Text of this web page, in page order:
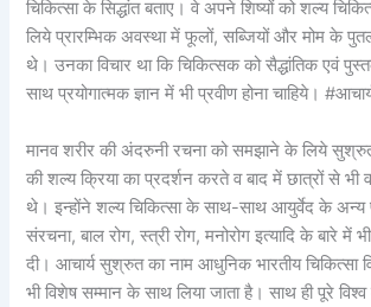
चिकित्सा के सिद्धांत बताए। वे अपने शिष्यों को शल्य
लिये प्रारम्भिक अवस्था में फूलों, सब्जियों और मोम के
थे। उनका विचार था कि चिकित्सक को सैद्धांतिक एवं
साथ प्रयोगात्मक ज्ञान में भी प्रवीण होना चाहिये।
मानव शरीर की अंदरुनी रचना को समझाने के लिये
की शल्य क्रिया का प्रदर्शन करते व बाद में छात्रों से भी
थे। इन्होंने शल्य चिकित्सा के साथ-साथ आयुर्वेद के अन्य
संरचना, बाल रोग, स्त्री रोग, मनोरोग इत्यादि के बारे में
दी। आचार्य सुश्रुत का नाम आधुनिक भारतीय चिकित्सा
भी विशेष सम्मान के साथ लिया जाता है। साथ ही पूरे विश्व